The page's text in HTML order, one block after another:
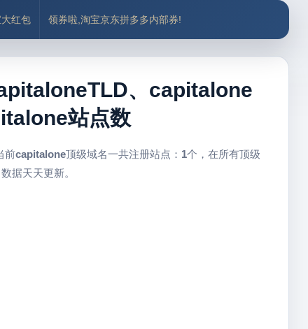
红包 领券啦,淘宝京东拼多多内部券!
、capitalone
站点数
前capitalone顶级域名一共注册站点： 1个，在所有顶级
据天天更新。